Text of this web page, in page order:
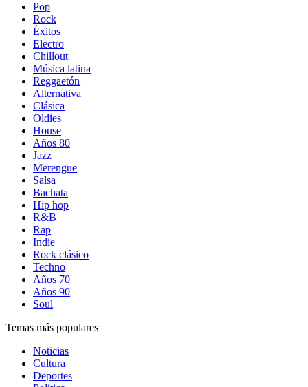
Pop
Rock
Éxitos
Electro
Chillout
Música latina
Reggaetón
Alternativa
Clásica
Oldies
House
Años 80
Jazz
Merengue
Salsa
Bachata
Hip hop
R&B
Rap
Indie
Rock clásico
Techno
Años 70
Años 90
Soul
Temas más populares
Noticias
Cultura
Deportes